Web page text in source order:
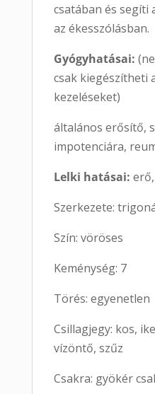
csatában és segíti
az ékesszólásban.
Gyógyhatásai:
csak kiegészítheti
kezeléseket)
általános erősítő,
impotenciára,
Lelki hatásai:
Szerkezete:
Szín: vöröses
Keménység: 7
Törés: egyenetlen
Csillagjegy: kos,
vízöntő, szűz
Csakra: gyökér